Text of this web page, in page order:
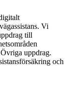
Vi
till
uppdrag.
och